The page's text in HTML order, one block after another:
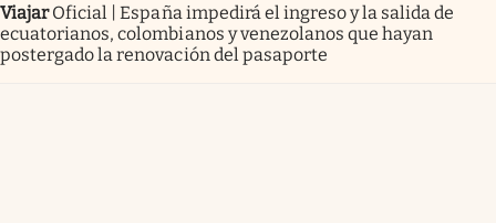
Viajar Oficial | España impedirá el ingreso y la salida de
ecuatorianos, colombianos y venezolanos que hayan
postergado la renovación del pasaporte